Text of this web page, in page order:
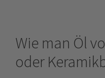
Wie man Öl
oder